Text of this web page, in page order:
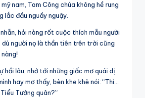
nam, Tam Công chúa không hề rung
lắc đầu nguầy nguậy.
hỏi nàng rốt cuộc thích mẫu người
dù người nọ là thần tiên trên trời cũng
hồi lâu, nhớ tới những giấc mơ quái dị
hay mơ thấy, bèn khe khẽ nói: “Thì…
Tướng quân?”